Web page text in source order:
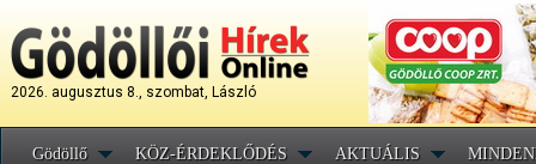
2026. augusztus 8., szombat, László
Gödöllő KÖZ-ÉRDEKLŐDÉS AKTUÁLIS